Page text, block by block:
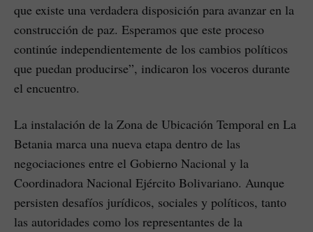
que existe una verdadera disposición para avanzar en la
construcción de paz. Esperamos que este proceso
continúe independientemente de los cambios políticos
que puedan producirse”, indicaron los voceros durante
el encuentro.
La instalación de la Zona de Ubicación Temporal en La
Betania marca una nueva etapa dentro de las
negociaciones entre el Gobierno Nacional y la
Coordinadora Nacional Ejército Bolivariano. Aunque
persisten desafíos jurídicos, sociales y políticos, tanto
las autoridades como los representantes de la